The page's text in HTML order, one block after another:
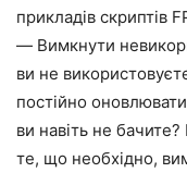
прикладів скриптів
— Вимкнути
ви не
постійно
ви навіть не
те, що необхідно,